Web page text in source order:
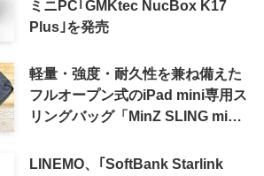
ミニPC｢GMKtec NucBox K17
Plus｣を発売
軽量・強度・耐久性を兼ね備えた
フルオープン式のiPad mini専用ス
リングバッグ「MinZ SLING mini
LINEMO、｢SoftBank Starlink